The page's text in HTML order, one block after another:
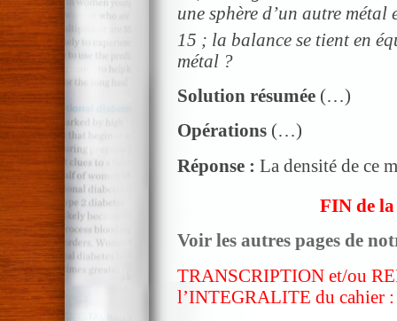
une sphère d’un autre métal
15 ; la balance se tient en
métal ?
Solution résumée (…)
Opérations (…)
Réponse : La densité de ce
FIN de la
Voir les autres pages de
TRANSCRIPTION et/ou
l’INTEGRALITE du cahier :